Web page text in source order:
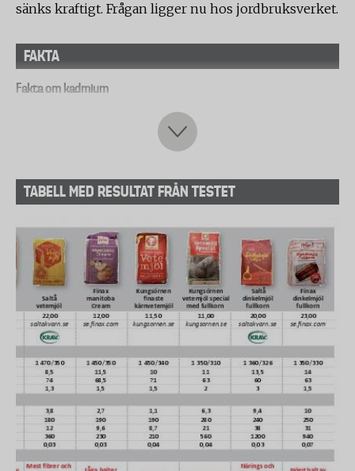
sänks kraftigt. Frågan ligger nu hos jordbruksverket.
FAKTA
Fakta om kadmium
Kadmium är ett grundämne som finns naturligt i
alla jordar. Metallen uppkommer även som en
återvinning av metall ur skrot. I Sverige används
ämnet framförallt till uppladdningsbara batterier.
Den största källan till kadmium på svenska åkrar är
förbränning från industrier som sedan sprids via
luften. Men kadmium sprids även via handelsgödsel
och avloppsslam. Kemikalieinspektionen har i ett
remissutlåtande kritiserat slamspridningen och
rekommenderat att gränsvärdet för kadmium i
mineralgödsel sänks kraftigt.
Riskerna med kadmium har uppmärksammats allt
mer de senaste åren. Man har länge vetat att
långvarig exponering av kadmium kan ge skador på
njurarna. Men nya studier visar att kadmium, även i
små halter, ger ökad risk för benskörhet och
TABELL MED RESULTAT FRÅN TESTET